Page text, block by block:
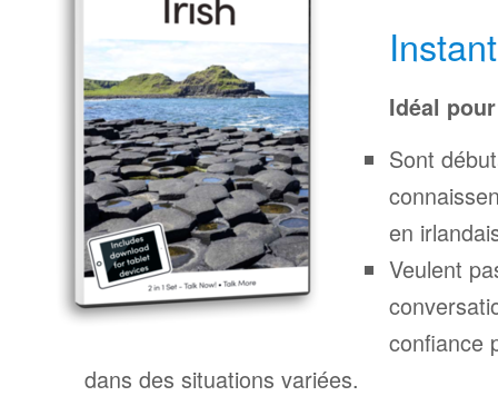
Idéal
Sont
en
Veulent
confiance
dans des situations variées.